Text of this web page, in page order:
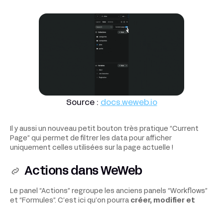
Source : docs.weweb.io
Il y aussi un nouveau petit bouton très pratique “Current
Page” qui permet de filtrer les data pour afficher
uniquement celles utilisées sur la page actuelle !
Actions dans WeWeb
Le panel “Actions” regroupe les anciens panels “Workflows”
et “Formules”. C’est ici qu’on pourra créer, modifier et